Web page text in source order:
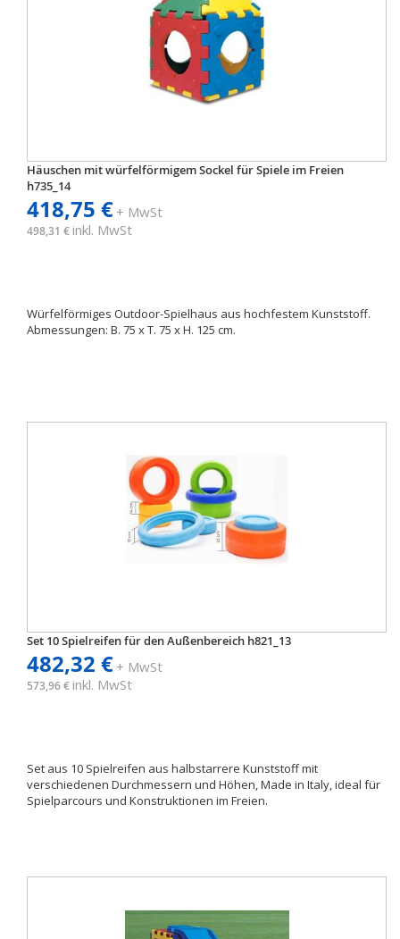
Häuschen mit würfelförmigem Sockel für Spiele im Freien
h735_14
418,75 €+ MwSt
498,31 € inkl. MwSt
Würfelförmiges Outdoor-Spielhaus aus hochfestem Kunststoff.
Abmessungen: B. 75 x T. 75 x H. 125 cm.
Set 10 Spielreifen für den Außenbereich h821_13
482,32 €+ MwSt
573,96 € inkl. MwSt
Set aus 10 Spielreifen aus halbstarrere Kunststoff mit
verschiedenen Durchmessern und Höhen, Made in Italy, ideal für
Spielparcours und Konstruktionen im Freien.